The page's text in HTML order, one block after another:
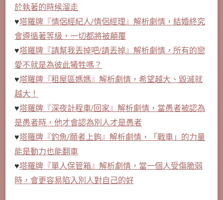
於執著的時候溜走
♥塔羅牌『情侶經紀人/情侶經理』解析劇情，結婚終究
會遵循著等級，一切都將被顛覆
♥塔羅牌『請幫我丟掉吧/請丟掉』解析劇情，所有的戀
愛不就是為彼此犧牲嗎？
♥塔羅牌『租屋區媽媽』解析劇情，希望越大、毀滅就
越大！
♥塔羅牌『深夜計程車/回家』解析劇情，當愚者被認為
是愚者時，他才會認為別人才是愚者
♥塔羅牌『釣魚/願者上鉤』解析劇情，「戰車」的力量
能是動力也能翻車
♥塔羅牌『單人保管箱』解析劇情，當一個人受傷脆弱
時，會更容易陷入別人對自己的好